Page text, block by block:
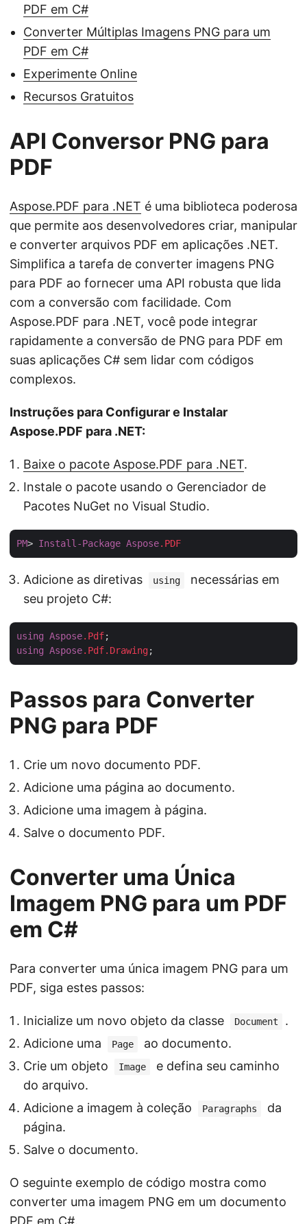
PDF em C#
Converter Múltiplas Imagens PNG para um
PDF em C#
Experimente Online
Recursos Gratuitos
API Conversor PNG para
PDF
Aspose.PDF para .NET é uma biblioteca poderosa
que permite aos desenvolvedores criar, manipular
e converter arquivos PDF em aplicações .NET.
Simplifica a tarefa de converter imagens PNG
para PDF ao fornecer uma API robusta que lida
com a conversão com facilidade. Com
Aspose.PDF para .NET, você pode integrar
rapidamente a conversão de PNG para PDF em
suas aplicações C# sem lidar com códigos
complexos.
Instruções para Configurar e Instalar
Aspose.PDF para .NET:
Baixe o pacote Aspose.PDF para .NET.
Instale o pacote usando o Gerenciador de
Pacotes NuGet no Visual Studio.
PM> Install-Package Aspose.PDF
Adicione as diretivas using
necessárias em
seu projeto C#:
using Aspose.Pdf
using Aspose.Pdf.Drawing
Passos para Converter
PNG para PDF
Crie um novo documento PDF.
Adicione uma página ao documento.
Adicione uma imagem à página.
Salve o documento PDF.
Converter uma Única
Imagem PNG para um PDF
em C#
Para converter uma única imagem PNG para um
PDF, siga estes passos:
Inicialize um novo objeto da classe Document
.
Adicione uma
Page
ao documento.
Crie um objeto
Image
e defina seu caminho
do arquivo.
Adicione a imagem à coleção
Paragraphs
da
página.
Salve o documento.
O seguinte exemplo de código mostra como
converter uma imagem PNG em um documento
PDF em C#.